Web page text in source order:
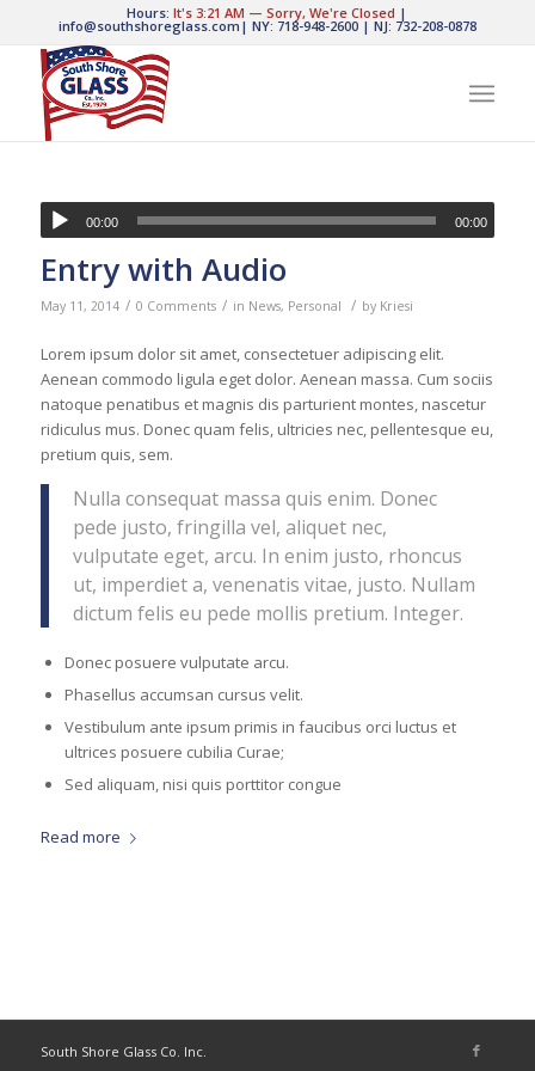
Hours:It's 3:21 AM —Sorry, We're Closed |
info@southshoreglass.com | NY: 718-948-2600| NJ: 732-208-0878
00:00 00:00
Entry with Audio
May 11, 2014 / 0 Comments / in News, Personal / by Kriesi
Lorem ipsum dolor sit amet, consectetuer adipiscing elit.
Aenean commodo ligula eget dolor. Aenean massa. Cum sociis
natoque penatibus et magnis dis parturient montes, nascetur
ridiculus mus. Donec quam felis, ultricies nec, pellentesque eu,
pretium quis, sem.
Nulla consequat massa quis enim. Donec
pede justo, fringilla vel, aliquet nec,
vulputate eget, arcu. In enim justo, rhoncus
ut, imperdiet a, venenatis vitae, justo. Nullam
dictum felis eu pede mollis pretium. Integer.
Donec posuere vulputate arcu.
Phasellus accumsan cursus velit.
Vestibulum ante ipsum primis in faucibus orci luctus et
ultrices posuere cubilia Curae;
Sed aliquam, nisi quis porttitor congue
Read more
South Shore Glass Co. Inc.